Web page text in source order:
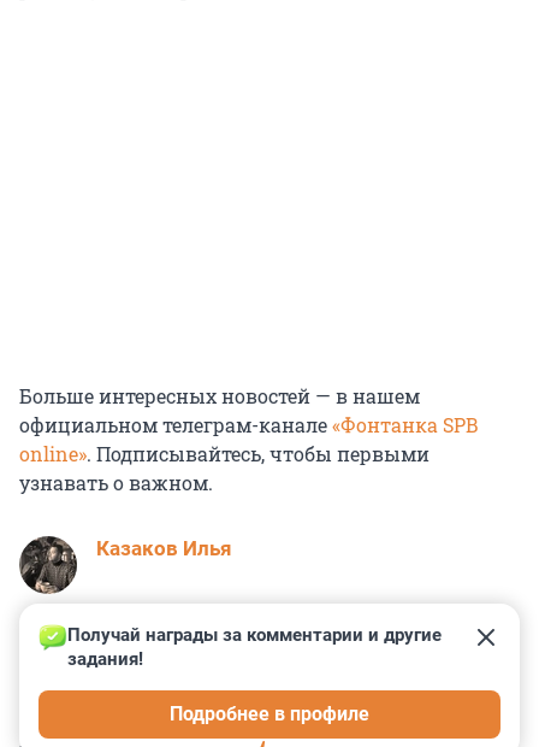
Больше интересных новостей — в нашем
официальном телеграм-канале«Фонтанка SPB
online». Подписывайтесь, чтобы первыми
узнавать о важном.
Казаков Илья
КОММЕНТАРИИ 62
Получай награды за комментарии и другие
задания!
Подробнее в профиле